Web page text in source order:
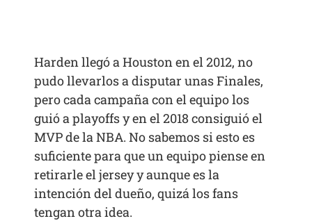
Harden llegó a Houston en el 2012, no
pudo llevarlos a disputar unas Finales,
pero cada campaña con el equipo los
guió a playoffs y en el 2018 consiguió el
MVP de la NBA. No sabemos si esto es
suficiente para que un equipo piense en
retirarle el jersey y aunque es la
intención del dueño, quizá los fans
tengan otra idea.